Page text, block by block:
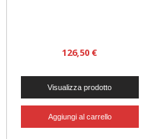
126,50 €